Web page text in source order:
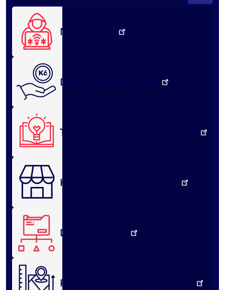
NežKlikneš
Dotační portál kraje
Týden vzdělávání dospělých
Královéhradecké tržiště
Datový portál
Portál územního plánování